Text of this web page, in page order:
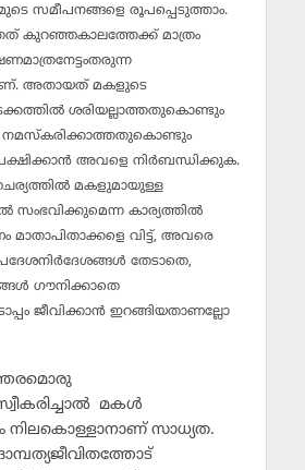
സമീപനങ്ങളെ രൂപപ്പെടുത്താം.
കുറഞ്ഞകാലത്തേക്ക് മാത്രം
അതായത് മകളുടെ
ശരിയല്ലാത്തതുകൊണ്ടും
നമസ്‌കരിക്കാത്തതുകൊണ്ടും
അവളെ നിര്‍ബന്ധിക്കുക.
മകളുമായുള്ള
സംഭവിക്കുമെന്ന കാര്യത്തില്‍
മാതാപിതാക്കളെ വിട്ട്, അവരെ
തേടാതെ,
ഗൗനിക്കാതെ
ജീവിക്കാന്‍ ഇറങ്ങിയതാണല്ലോ
മകള്‍
നിലകൊള്ളാനാണ് സാധ്യത.